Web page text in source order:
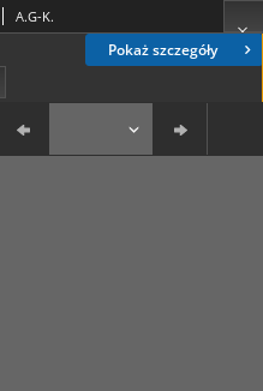
Pokaż szczegóły
A.G-K.